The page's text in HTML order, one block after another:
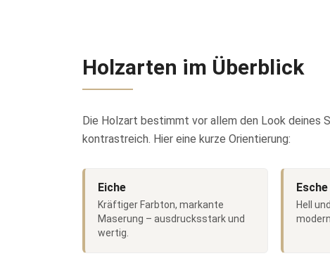
Holzarten im Überblick
Die Holzart bestimmt vor allem den Look deines
kontrastreich. Hier eine kurze Orientierung:
Eiche
Kräftiger Farbton, markante
Maserung – ausdrucksstark und
wertig.
Esche
Hell